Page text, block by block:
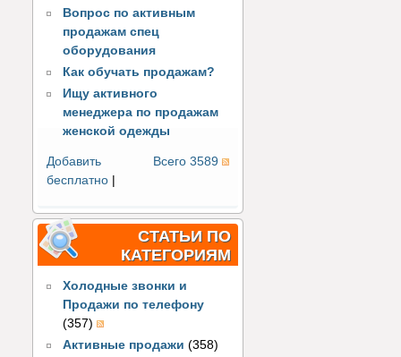
Вопрос по активным
продажам спец
оборудования
Как обучать продажам?
Ищу активного
менеджера по продажам
женской одежды
Всего 3589
Добавить
бесплатно |
СТАТЬИ ПО
КАТЕГОРИЯМ
Холодные звонки и
Продажи по телефону
(357)
Активные продажи (358)